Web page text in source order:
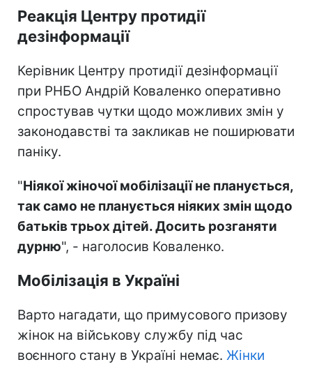
Реакція Центру протидії
дезінформації
Керівник Центру протидії дезінформації
при РНБО Андрій Коваленко оперативно
спростував чутки щодо можливих змін у
законодавстві та закликав не поширювати
паніку.
"Ніякої жіночої мобілізації не планується,
так само не планується ніяких змін щодо
батьків трьох дітей. Досить розганяти
дурню", - наголосив Коваленко.
Мобілізація в Україні
Варто нагадати, що примусового призову
жінок на військову службу під час
воєнного стану в Україні немає. Жінки